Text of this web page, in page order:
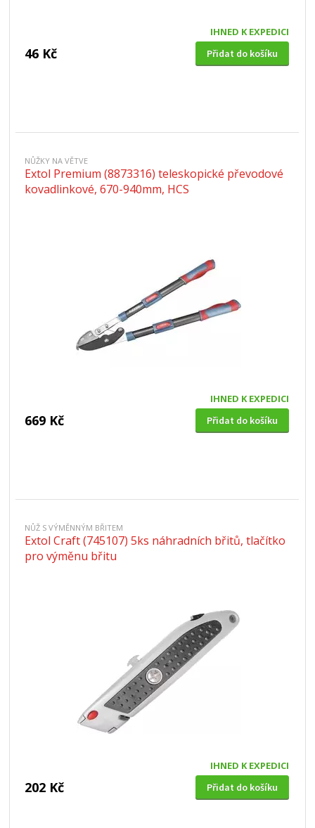
IHNED K EXPEDICI
46 Kč Přidat do košíku
NŮŽKY NA VĚTVE
Extol Premium (8873316) teleskopické převodové
kovadlinkové, 670-940mm, HCS
IHNED K EXPEDICI
669 Kč Přidat do košíku
NŮŽ S VÝMĚNNÝM BŘITEM
Extol Craft (745107) 5ks náhradních břitů, tlačítko
pro výměnu břitu
IHNED K EXPEDICI
202 Kč Přidat do košíku